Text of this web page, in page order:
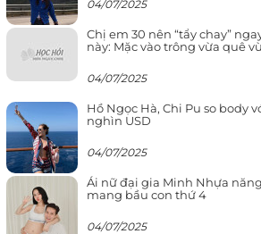
04/07/2025
Chị em 30 nên “tẩy chay”
này: Mặc vào trông vừa quê
04/07/2025
Hồ Ngọc Hà, Chi Pu so body
nghìn USD
04/07/2025
Ái nữ đại gia Minh Nhựa
mang bầu con thứ 4
04/07/2025